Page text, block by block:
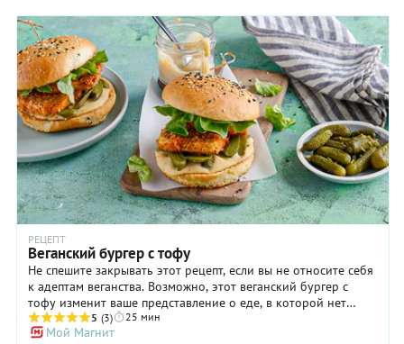
Крупа — это та же пшеница, которую пропаривают, затем
сушат на солнце, шелушат и дробят. Весь этот незатейливый
процесс придает ей неповторимый ореховый вкус и аромат,
который исходит при нагревании. Крупа отлично сочетается
с мясом, птицей, рыбой. Ее добавляют в салаты, фаршируют
перцы и кабачки. Мы будем жарить булгур с шампиньонами.
Тоже очень вкусно! Главные правила, которые необходимо
запомнить при работе с крупой — ее нельзя промывать. А
перед тем, как варить, обязательно нужно обжарить в масле.
РЕЦЕПТ
Веганский бургер с тофу
Не спешите закрывать этот рецепт, если вы не относите себя
к адептам веганства. Возможно, этот веганский бургер с
тофу изменит ваше представление о еде, в которой нет
места продуктам животного происхождения. В конце
концов, можно немного отдохнуть от мяса, не отказывая
5 (3) 25 мин
Мой Магнит